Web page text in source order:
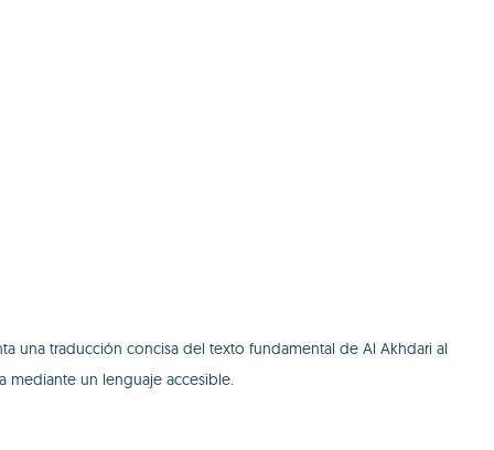
una traducción concisa del texto fundamental de Al Akhdari al
mediante un lenguaje accesible.